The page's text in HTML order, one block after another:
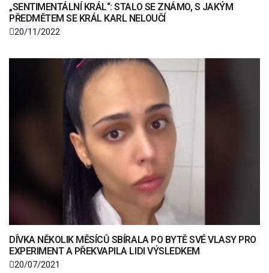
„SENTIMENTÁLNÍ KRÁL“: STALO SE ZNÁMO, S JAKÝM
PŘEDMĚTEM SE KRÁL KARL NELOUČÍ
20/11/2022
DÍVKA NĚKOLIK MĚSÍCŮ SBÍRALA PO BYTĚ SVÉ VLASY PRO
EXPERIMENT A PŘEKVAPILA LIDI VÝSLEDKEM
20/07/2021